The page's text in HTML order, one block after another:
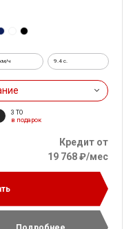
ч 9.4 c.
3 ТО
в подарок
Кредит от
19 768 ₽/мес